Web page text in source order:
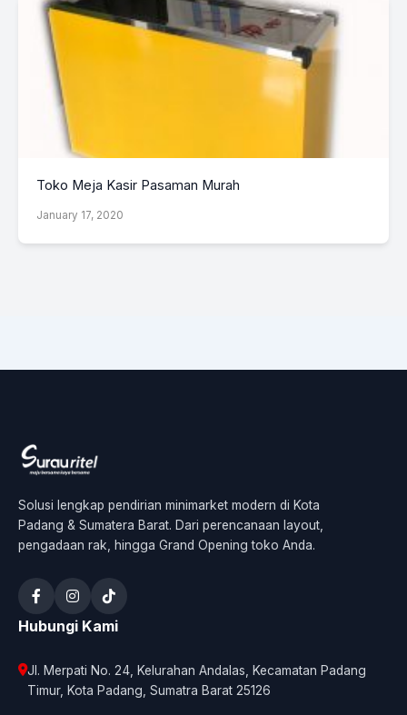
Toko Meja Kasir Pasaman Murah
January 17, 2020
Solusi lengkap pendirian minimarket modern di Kota
Padang & Sumatera Barat. Dari perencanaan layout,
pengadaan rak, hingga Grand Opening toko Anda.
Hubungi Kami
Jl. Merpati No. 24, Kelurahan Andalas, Kecamatan Padang
Timur, Kota Padang, Sumatra Barat 25126